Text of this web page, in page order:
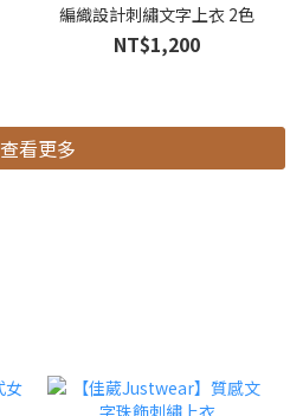
編織設計刺繡文字上衣 2色
NT$1,200
查看更多